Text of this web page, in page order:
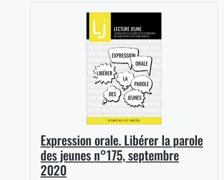
12,00€
14,00€
Expression orale. Libérer la parole
des jeunes n°175, septembre
2020